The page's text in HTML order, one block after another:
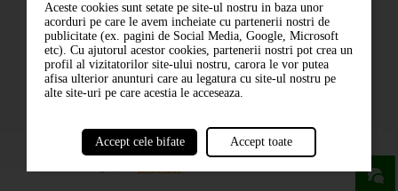
ABONARE LA NEWSLETTER
ABONARE
Aceste cookies sunt setate pe site-ul nostru in baza unor
acorduri pe care le avem incheiate cu partenerii nostri de
publicitate (ex. pagini de Social Media, Google, Microsoft
etc). Cu ajutorul acestor cookies, partenerii nostri pot crea un
profil al vizitatorilor site-ului nostru, carora le vor putea
afisa ulterior anunturi care au legatura cu site-ul nostru pe
alte site-uri pe care acestia le acceseaza.
Accept cele bifate Accept toate